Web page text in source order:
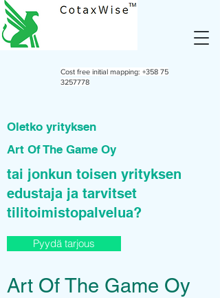
Cost free initial mapping: +358 75
3257778
Oletko yrityksen
Art Of The Game Oy
tai jonkun toisen yrityksen
edustaja ja tarvitset
tilitoimistopalvelua?
Pyydä tarjous
Art Of The Game Oy